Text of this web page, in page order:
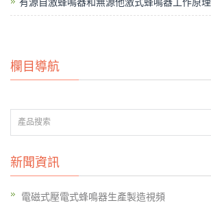
欄目導航
新聞資訊
電磁式壓電式蜂鳴器生產製造視頻